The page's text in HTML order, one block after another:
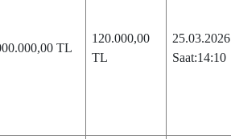
TL
120.000,00
TL
25.03.2026
Saat:14:10